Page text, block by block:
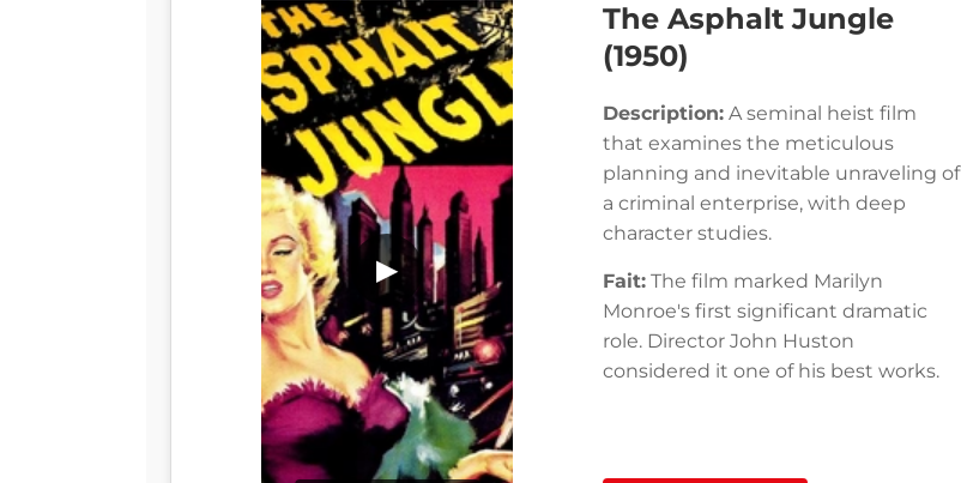
▶
The Asphalt Jungle
(1950)
Description: A seminal heist film
that examines the meticulous
planning and inevitable unraveling of
a criminal enterprise, with deep
character studies.
Fait: The film marked Marilyn
Monroe's first significant dramatic
role. Director John Huston
considered it one of his best works.